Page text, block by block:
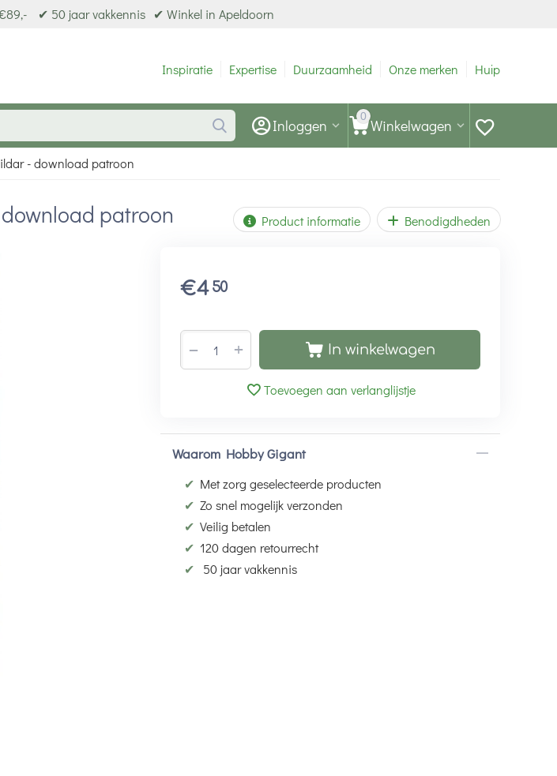
✔ 50 jaar vakkennis ✔ Winkel in Apeldoorn
Inspiratie Expertise Duurzaamheid Onze merken Hulp
0 Winkelwagen
Inloggen
- download patroon
patroon Product informatie Benodigdheden
€4 50
+
− In winkelwagen
Toevoegen aan verlanglijstje
Waarom Hobby Gigant
✔ Met zorg geselecteerde producten
✔ Zo snel mogelijk verzonden
✔ Veilig betalen
✔ 120 dagen retourrecht
✔
50 jaar vakkennis